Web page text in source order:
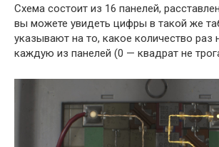
Схема состоит из 16 панелей,
вы можете увидеть цифры в такой же
указывают на то, какое количество раз
каждую из панелей (0 — квадрат не